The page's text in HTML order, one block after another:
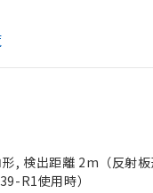
, 検出距離 2m（反射
R1使用時）